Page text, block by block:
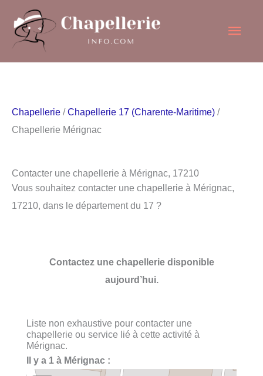
contenu
Chapellerie /Chapellerie 17 (Charente-Maritime) /
Chapellerie Mérignac
Contacter une chapellerie à Mérignac, 17210
Vous souhaitez contacter une chapellerie à Mérignac,
17210, dans le département du 17 ?
Contactez une chapellerie disponible
aujourd’hui.
Liste non exhaustive pour contacter une
chapellerie ou service lié à cette activité à
Mérignac.
Il y a 1 à Mérignac :